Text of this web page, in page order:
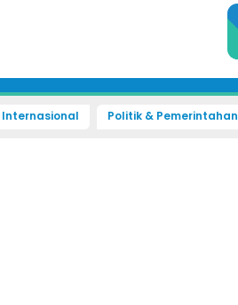
Internasional Politik & Pemerintahan